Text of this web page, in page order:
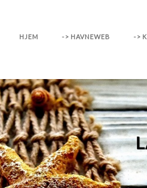
HJEM -> HAVNEWEB ->